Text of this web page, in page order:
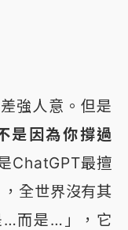
強人意。但是
是因為你撐過
ChatGPT最擅
，全世界沒有其
…而是…」，它